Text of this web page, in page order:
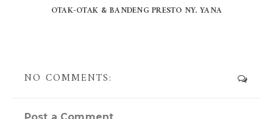
OTAK-OTAK & BANDENG PRESTO NY. YANA
NO COMMENTS: